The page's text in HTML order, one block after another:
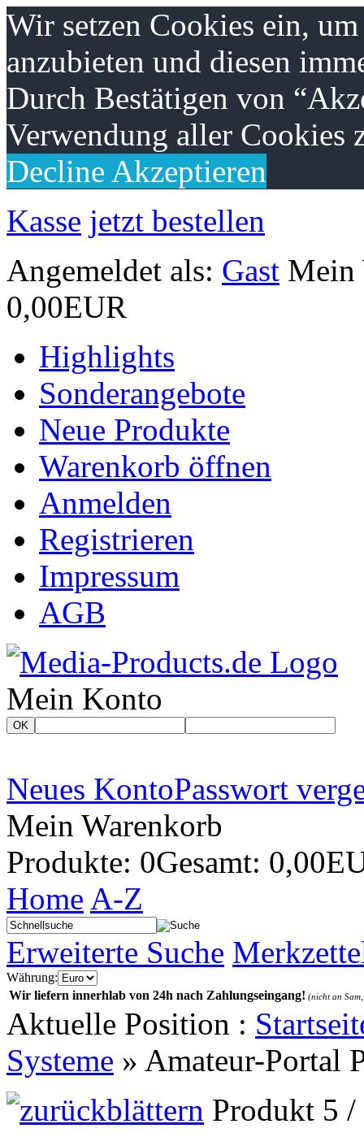
Wir setzen Cookies ein,
anzubieten und diesen
Durch Bestätigen von
Verwendung aller Cookies
Decline Akzeptieren
Kasse jetzt bestellen
Angemeldet als: Gast Mein
0,00EUR
Highlights
Sonderangebote
Neue Produkte
Warenkorb öffnen
Anmelden
Registrieren
Impressum
AGB
Mein Konto
OK
Neues KontoPasswort
Mein Warenkorb
Produkte: 0Gesamt:
Home A-Z
Erweiterte Suche
Währung:
Wir liefern innerhlab von 24h nach Zahlungseingang! (nicht an
Aktuelle Position :
Systeme » Amateur-Portal
Produkt 5